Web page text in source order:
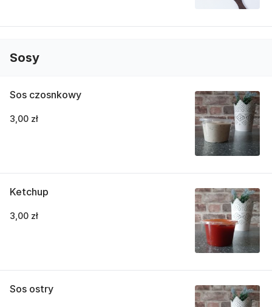
Sosy
Sos czosnkowy
3,00 zł
Ketchup
3,00 zł
Sos ostry